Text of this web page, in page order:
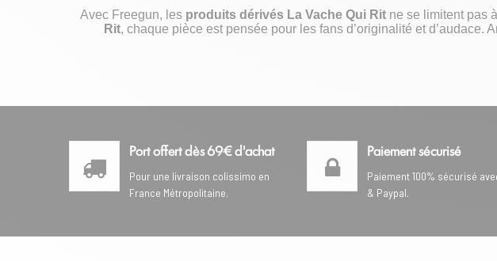
Avec Freegun, les produits dérivés La Vache Qui Rit ne se limitent pas
Rit, chaque pièce est pensée pour les fans d’originalité et
Port offert dès 69€ d'achat
Pour une livraison colissimo en
France Métropolitaine.
Paiement sécurisé
Paiement 100% sécurisé
& Paypal.